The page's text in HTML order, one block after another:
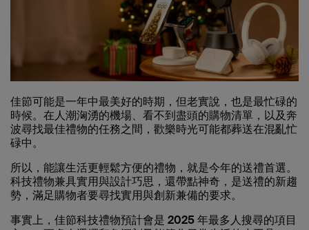
佳節可能是一年中最美好的時期，但老實說，也是最忙碌的
時候。在人潮洶湧的機場、看不到盡頭的購物清單，以及奔
波尋找最佳禮物的任務之間，歡樂時光可能都葬送在混亂忙
碌中。
所以，能讓生活更輕鬆方便的禮物，就是今年的送禮首選。
科技禮物兼具實用與設計巧思，還帶點神奇，是送禮的新趨
勢，滿足購物者要尋找實用與創新兼備的要求。
事實上，佳節科技禮物預計會是 2025 年最多人搜尋的項目